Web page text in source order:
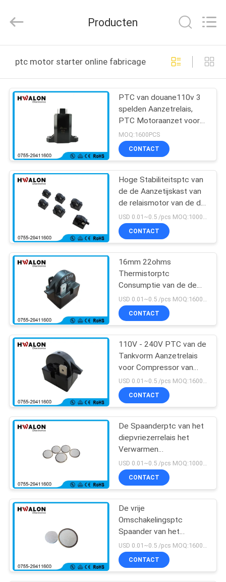
PRODUCTEN
FABRIEKSTOCHT
KWALITEITSCONTROLE
NEEM
CONTACT
MET
NIEUWS
OFFERTE
AANVRAGEN
SITEMAP
PRIVACYBELEID
Reserved.
Producten
ptc motor starter online fabricage
PTC van douane110v 3
spelden Aanzetrelais,
PTC Motoraanzet voor
Airconditioner
MOQ:1600PCS
CONTACT
Hoge Stabiliteitsptc van
de de Aanzetijskast van
de relaismotor van de de
Compressormotor het
Begintoepassing 19mm
33ohms
CONTACT
16mm 22ohms
Thermistorptc
Consumptie van de de
Grootte Lage Macht van
het Aanzetrelais de
Kleine
CONTACT
110V - 240V PTC van de
Tankvorm Aanzetrelais
voor Compressor van
Ijskast
USD 0.01~0.5 /pcs MOQ:1600PCS
CONTACT
De Spaanderptc van het
diepvriezerrelais het
Verwarmen
Milieubescherming van
de Elementen de Hoge
Stabiliteit
USD 0.01~0.5 /pcs MOQ:10000PCS
CONTACT
De vrije
Omschakelingsptc
Spaander van het
Thermistorrelais
16MM/19MM het Lange
Werkende Leven
CONTACT